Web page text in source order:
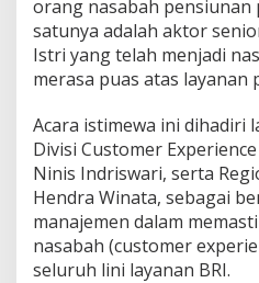
s
a
b
a
h
e
n
s
i
n
a
n
orang nasabah pensiunan
satunya adalah aktor
Istri yang telah menjadi
merasa puas atas layanan
Acara istimewa ini dihadiri
Divisi Customer Experience
Ninis Indriswari, serta
Hendra Winata, sebagai
manajemen dalam
nasabah (customer
seluruh lini layanan BRI.